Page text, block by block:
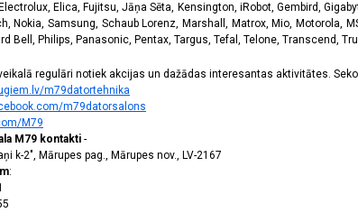
Elica, Fujitsu, Jāņa Sēta, Kensington, iRobot, Gembird,
Nokia, Samsung, Schaub Lorenz, Marshall, Matrox, Mio, Motorola,
Bell, Philips, Panasonic, Pentax, Targus, Tefal, Telone, Transcend,
regulāri notiek akcijas un dažādas interesantas aktivitātes.
m79datortehnika
m79datorsalons
M79
M79 kontakti -
k-2", Mārupes pag., Mārupes nov., LV-2167
: